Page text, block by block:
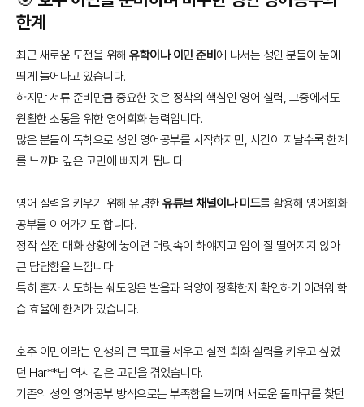
한계
최근 새로운 도전을 위해유학이나 이민 준비 에 나서는 성인 분들이 눈에
띄게 늘어나고 있습니다.
하지만 서류 준비만큼 중요한 것은 정착의 핵심인 영어 실력, 그중에서도
원활한 소통을 위한 영어회화 능력입니다.
많은 분들이 독학으로 성인 영어공부를 시작하지만, 시간이 지날수록 한계
를 느끼며 깊은 고민에 빠지게 됩니다.
영어 실력을 키우기 위해 유명한유튜브 채널이나 미드를 활용해 영어회화
공부를 이어가기도 합니다.
정작 실전 대화 상황에 놓이면 머릿속이 하얘지고 입이 잘 떨어지지 않아
큰 답답함을 느낍니다.
특히 혼자 시도하는 쉐도잉은 발음과 억양이 정확한지 확인하기 어려워 학
습 효율에 한계가 있습니다.
호주 이민이라는 인생의 큰 목표를 세우고 실전 회화 실력을 키우고 싶었
던 Har**님 역시 같은 고민을 겪었습니다.
기존의 성인 영어공부 방식으로는 부족함을 느끼며 새로운 돌파구를 찾던